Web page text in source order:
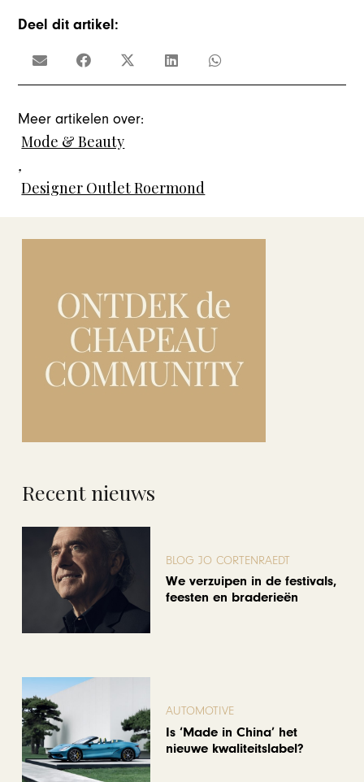
Deel dit artikel:
Meer artikelen over:
Mode & Beauty
,
Designer Outlet Roermond
Recent nieuws
BLOG JO CORTENRAEDT
We verzuipen in de festivals,
feesten en braderieën
AUTOMOTIVE
Is ‘Made in China’ het
nieuwe kwaliteitslabel?